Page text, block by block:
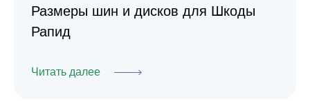
Размеры шин и дисков для Шкоды
Рапид
Читать далее